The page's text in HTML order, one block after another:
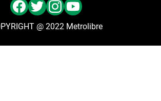
@ 2022 Metrolibre